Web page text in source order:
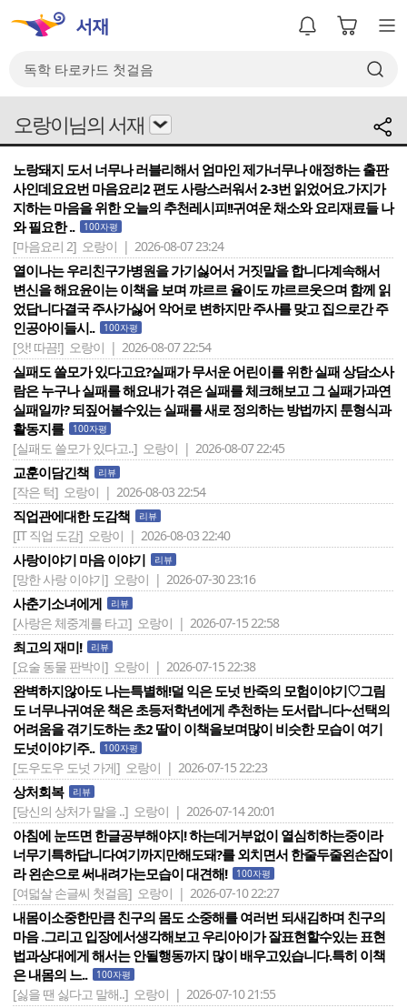
오랑이님의 서재
노랑돼지 도서 너무나 러블리해서 엄마인 제가너무나 애정하는 출판
사인데요요번 마음요리2 편도 사랑스러워서 2-3번 읽었어요.가지가
지하는 마음을 위한 오늘의 추천레시피!!귀여운 채소와 요리재료들 나
와 필요한 ..
100자평
[마음요리 2] 오랑이 | 2026-08-07 23:24
열이나는 우리친구가병원을 가기싫어서 거짓말을 합니다계속해서
변신을 해요윤이는 이책을 보며 꺄르르 율이도 꺄르르웃으며 함께 읽
었답니다결국 주사가싫어 악어로 변하지만 주사를 맞고 집으로간 주
인공아이들시..
100자평
[앗! 따끔!] 오랑이 | 2026-08-07 22:54
실패도 쓸모가 있다고요?실패가 무서운 어린이를 위한 실패 상담소사
람은 누구나 실패를 해요내가 겪은 실패를 체크해보고 그 실패가과연
실패일까? 되짚어볼수있는 실패를 새로 정의하는 방법까지 툰형식과
활동지를
100자평
[실패도 쓸모가 있다고..] 오랑이 | 2026-08-07 22:45
교훈이담긴책 리뷰
[작은 턱] 오랑이 | 2026-08-03 22:54
직업관에대한 도감책 리뷰
[IT 직업 도감] 오랑이 | 2026-08-03 22:40
사랑이야기 마음 이야기 리뷰
[망한 사랑 이야기] 오랑이 | 2026-07-30 23:16
사춘기소녀에게 리뷰
[사랑은 체중계를 타고] 오랑이 | 2026-07-15 22:58
최고의 재미! 리뷰
[요술 동물 판박이] 오랑이 | 2026-07-15 22:38
완벽하지않아도 나는특별해!덜 익은 도넛 반죽의 모험이야기♡그림
도 너무나귀여운 책은 초등저학년에게 추천하는 도서랍니다~선택의
어려움을 겪기도하는 초2 딸이 이책을보며많이 비슷한 모습이 여기
도넛이야기주..
100자평
[도우도우 도넛 가게] 오랑이 | 2026-07-15 22:23
상처회복 리뷰
[당신의 상처가 말을 ..] 오랑이 | 2026-07-14 20:01
아침에 눈뜨면 한글공부해야지! 하는데거부없이 열심히하는중이라
너무기특하답니다여기까지만해도돼?를 외치면서 한줄두줄왼손잡이
라 왼손으로 써내려가는모습이 대견해!
100자평
[여덟살 손글씨 첫걸음] 오랑이 | 2026-07-10 22:27
내몸이소중한만큼 친구의 몸도 소중해를 여러번 되새김하며 친구의
마음 .그리고 입장에서생각해보고 우리아이가 잘표현할수있는 표현
법과상대에게 해서는 안될행동까지 많이 배우고있습니다.특히 이책
은 내몸의 느..
100자평
[싫을 땐 싫다고 말해..] 오랑이 | 2026-07-10 21:55